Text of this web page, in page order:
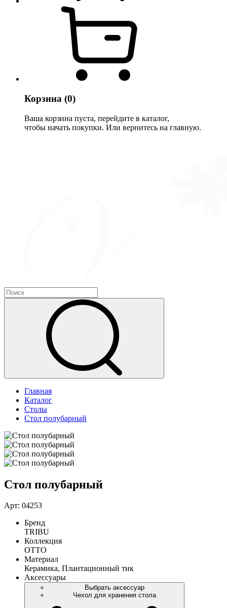
Корзина (0)
Ваша корзина пуста, перейдите в каталог,
чтобы начать покупки. Или вернитесь на главную.
Главная
Каталог
Столы
Стол полубарный
Стол полубарный
Арт: 04253
Бренд
TRIBU
Коллекция
OTTO
Материал
Керамика, Плантационный тик
Аксессуары
Выбрать аксессуар
Чехол для хранения стола